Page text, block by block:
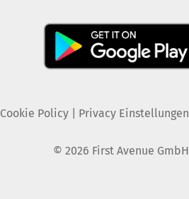
Cookie Policy| Privacy Einstellungen
© 2026 First Avenue GmbH